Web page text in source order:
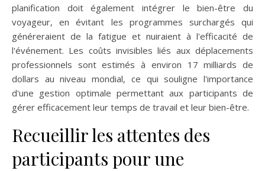
planification doit également intégrer le bien-être du
voyageur, en évitant les programmes surchargés qui
généreraient de la fatigue et nuiraient à l'efficacité de
l'événement. Les coûts invisibles liés aux déplacements
professionnels sont estimés à environ 17 milliards de
dollars au niveau mondial, ce qui souligne l'importance
d'une gestion optimale permettant aux participants de
gérer efficacement leur temps de travail et leur bien-être.
Recueillir les attentes des
participants pour une